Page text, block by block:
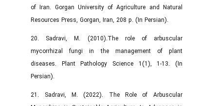
of Iran. Gorgan University of Agriculture and Natural
Resources Press, Gorgan, Iran, 208 p. (In Persian).
20. Sadravi, M. (2010).The role of arbuscular
mycorrhizal fungi in the management of plant
diseases. Plant Pathology Science 1(1), 1-13. (In
Persian).
21. Sadravi, M. (2022). The Role of Arbuscular